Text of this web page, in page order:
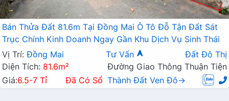
Bán Thửa Đất 81.6m Tại Đồng Mai Ô Tô Đỗ Tận Đất Sát
Trục Chính Kinh Doanh Ngay Gần Khu Dịch Vụ Sinh Thái
Vị Trí: Đồng Mai Tư Vấn
Đất Đô Thị
Diện Tích: 81.6m²
Đường Giao Thông Thuận Tiện
Giá:6.5-7 Tỉ Đã Có Sổ Thành Đất Ven Đô→